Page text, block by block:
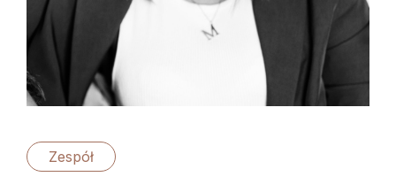
Zespół